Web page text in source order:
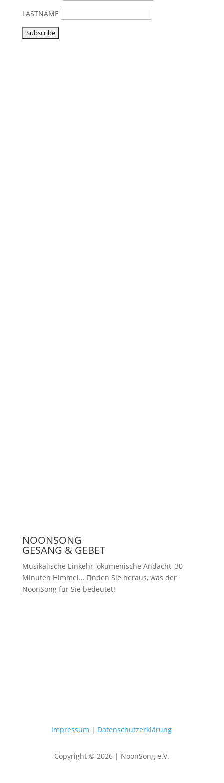
LASTNAME
NOONSONG
GESANG & GEBET
Musikalische Einkehr, ökumenische Andacht, 30
Minuten Himmel… Finden Sie heraus, was der
NoonSong für Sie bedeutet!
Impressum | Datenschutzerklärung
Copyright © 2026 | NoonSong e.V.